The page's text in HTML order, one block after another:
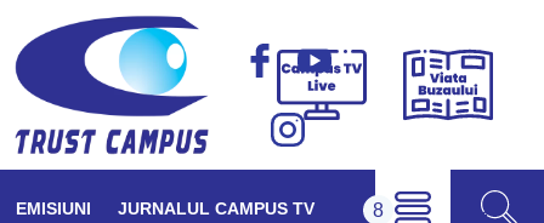
Campus
Viața
EMISIUNI JURNALUL CAMPUS TV